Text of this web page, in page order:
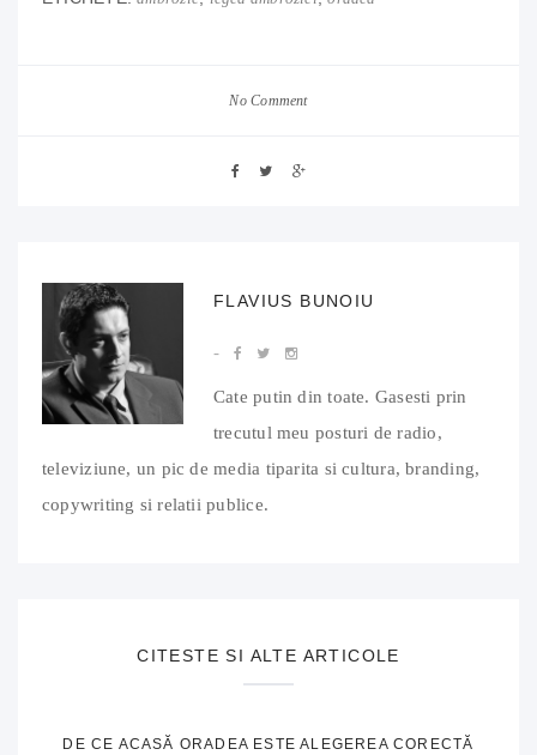
No Comment
FLAVIUS BUNOIU
Cate putin din toate. Gasesti prin
trecutul meu posturi de radio,
televiziune, un pic de media tiparita si cultura, branding,
copywriting si relatii publice.
CITESTE SI ALTE ARTICOLE
DE CE ACASĂ ORADEA ESTE ALEGEREA CORECTĂ